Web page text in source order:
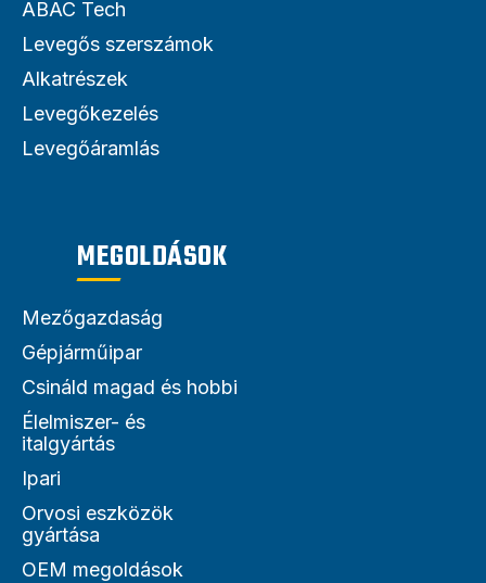
ABAC Tech
Levegős szerszámok
Alkatrészek
Levegőkezelés
Levegőáramlás
MEGOLDÁSOK
Mezőgazdaság
Gépjárműipar
Csináld magad és hobbi
Élelmiszer- és
italgyártás
Ipari
Orvosi eszközök
gyártása
OEM megoldások